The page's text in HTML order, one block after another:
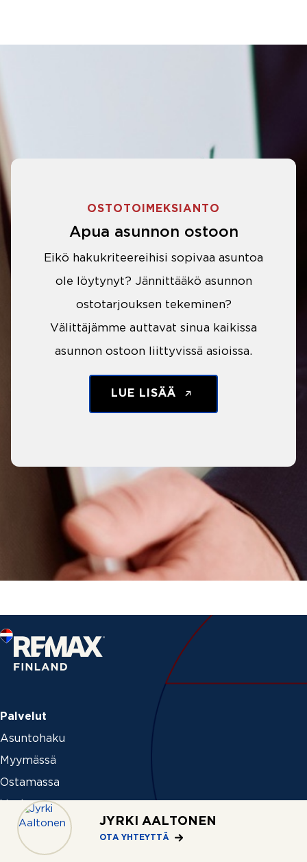
JYRKI AALTONEN
OTA YHTEYTTÄ
OSTOTOIMEKSIANTO
Apua asunnon ostoon
Eikö hakukriteereihisi sopivaa asuntoa
ole löytynyt? Jännittääkö asunnon
ostotarjouksen tekeminen?
Välittäjämme auttavat sinua kaikissa
asunnon ostoon liittyvissä asioissa.
LUE LISÄÄ
Palvelut
Asuntohaku
Myymässä
Ostamassa
Vuokraamassa
Palveluhinnasto
Ideat ja vinkit